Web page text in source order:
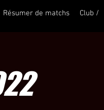
Résumer de matchs Club /